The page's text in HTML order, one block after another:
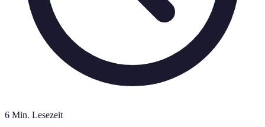
6 Min. Lesezeit